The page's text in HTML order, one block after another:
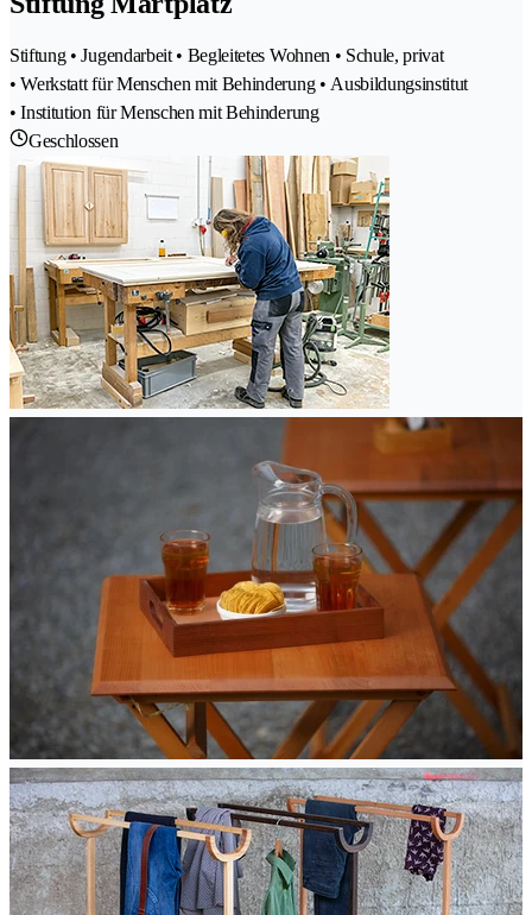
Stiftung • Jugendarbeit • Begleitetes Wohnen • Schule, privat
• Werkstatt für Menschen mit Behinderung • Ausbildungsinstitut
• Institution für Menschen mit Behinderung
Geschlossen